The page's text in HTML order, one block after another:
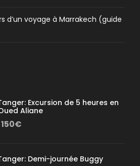
d’un voyage à Marrakech (guide
Excursion de 5 heures en
Aliane
150€
Demi-journée Buggy